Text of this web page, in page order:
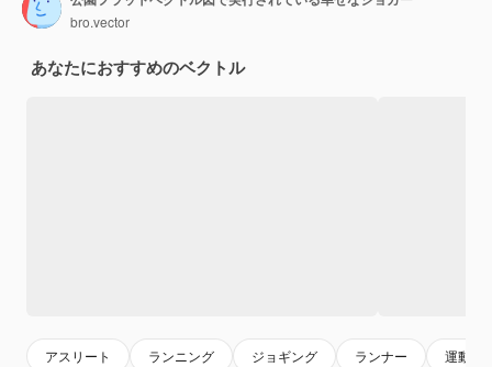
bro.vector
あなたにおすすめのベクトル
アスリート ランニング ジョギング ランナー 運動